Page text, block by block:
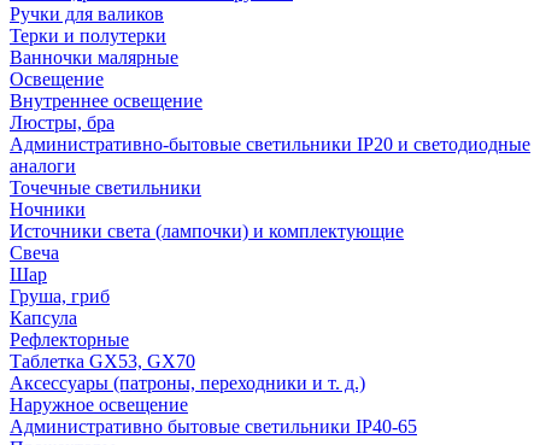
Ручки для валиков
Терки и полутерки
Ванночки малярные
Освещение
Внутреннее освещение
Люстры, бра
Административно-бытовые светильники IP20 и светодиодные
аналоги
Точечные светильники
Ночники
Источники света (лампочки) и комплектующие
Свеча
Шар
Груша, гриб
Капсула
Рефлекторные
Таблетка GX53, GX70
Аксессуары (патроны, переходники и т. д.)
Наружное освещение
Административно бытовые светильники IP40-65